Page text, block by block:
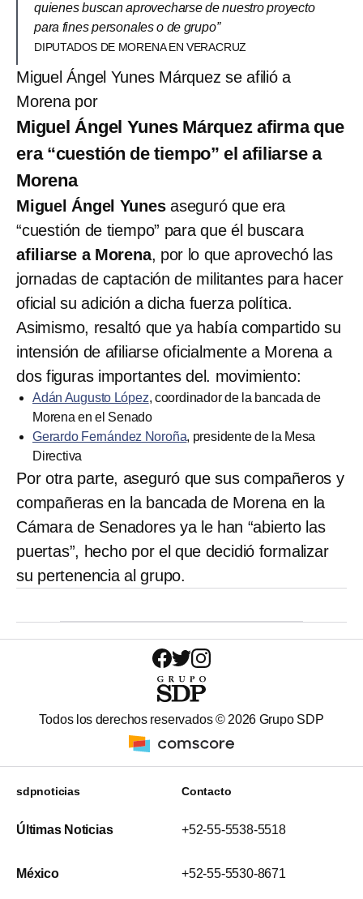
quienes buscan aprovecharse de nuestro proyecto
para fines personales o de grupo”
DIPUTADOS DE MORENA EN VERACRUZ
Miguel Ángel Yunes Márquez se afilió a
Morena por
Miguel Ángel Yunes Márquez afirma que
era “cuestión de tiempo” el afiliarse a
Morena
Miguel Ángel Yunesaseguró que era
“cuestión de tiempo” para que él buscara
afiliarse a Morena, por lo que aprovechó las
jornadas de captación de militantes para hacer
oficial su adición a dicha fuerza política.
Asimismo, resaltó que ya había compartido su
intensión de afiliarse oficialmente a Morena a
dos figuras importantes del. movimiento:
Adán Augusto López, coordinador de la bancada de
Morena en el Senado
Gerardo Fernández Noroña, presidente de la Mesa
Directiva
Por otra parte, aseguró que sus compañeros y
compañeras en la bancada de Morena en la
Cámara de Senadores ya le han “abierto las
puertas”, hecho por el que decidió formalizar
su pertenencia al grupo.
Todos los derechos reservados © 2026 Grupo SDP
sdpnoticias
Últimas Noticias
México
Contacto
+52-55-5538-5518
+52-55-5530-8671